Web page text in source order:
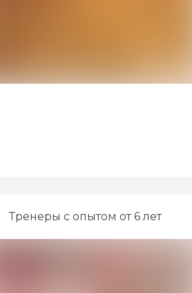
Тренеры с опытом от 6 лет